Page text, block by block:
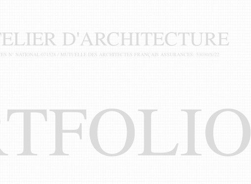
D'ARCHITECTURE
N° NATIONAL:071528 / MUTUELLE DES ARCHITECTES FRANÇAIS ASSURANCES: 53030/S/22